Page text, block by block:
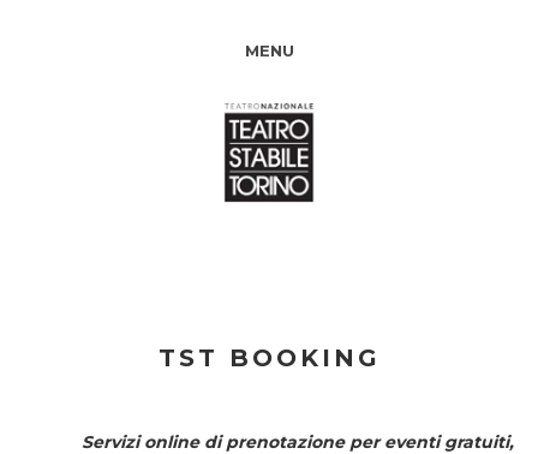
MENU
TST BOOKING
Servizi online di prenotazione per eventi gratuiti,